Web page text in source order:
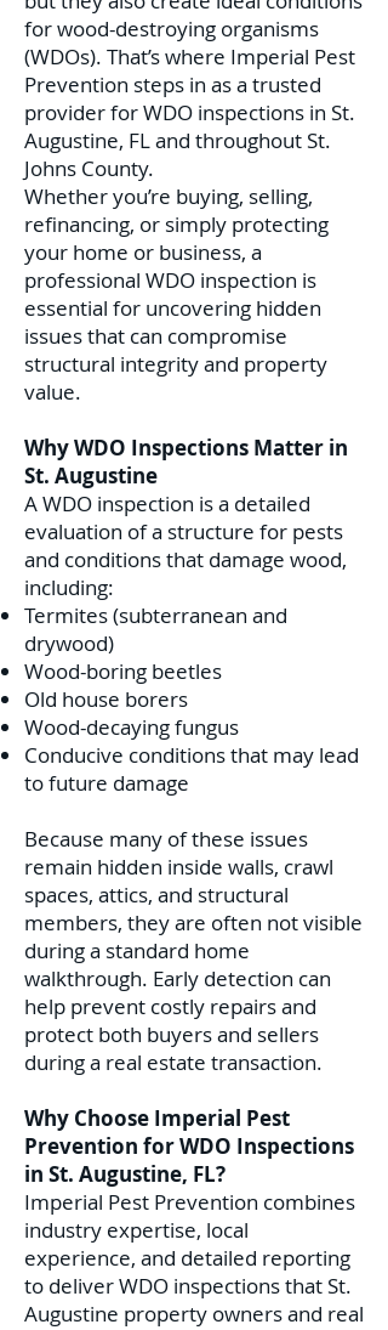
for wood-destroying organisms
(WDOs). That’s where Imperial Pest
Prevention steps in as a trusted
provider for WDO inspections in St.
Augustine, FL and throughout St.
Johns County.
Whether you’re buying, selling,
refinancing, or simply protecting
your home or business, a
professional WDO inspection is
essential for uncovering hidden
issues that can compromise
structural integrity and property
value.
Why WDO Inspections Matter in
St. Augustine
A WDO inspection is a detailed
evaluation of a structure for pests
and conditions that damage wood,
including:
Termites (subterranean and
drywood)
Wood-boring beetles
Old house borers
Wood-decaying fungus
Conducive conditions that may lead
to future damage
Because many of these issues
remain hidden inside walls, crawl
spaces, attics, and structural
members, they are often not visible
during a standard home
walkthrough. Early detection can
help prevent costly repairs and
protect both buyers and sellers
during a real estate transaction.
Why Choose Imperial Pest
Prevention for WDO Inspections
in St. Augustine, FL?
Imperial Pest Prevention combines
industry expertise, local
experience, and detailed reporting
to deliver WDO inspections that St.
Augustine property owners and real